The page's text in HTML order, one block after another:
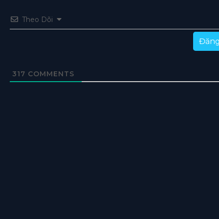
Theo Dõi
317 COMMENTS